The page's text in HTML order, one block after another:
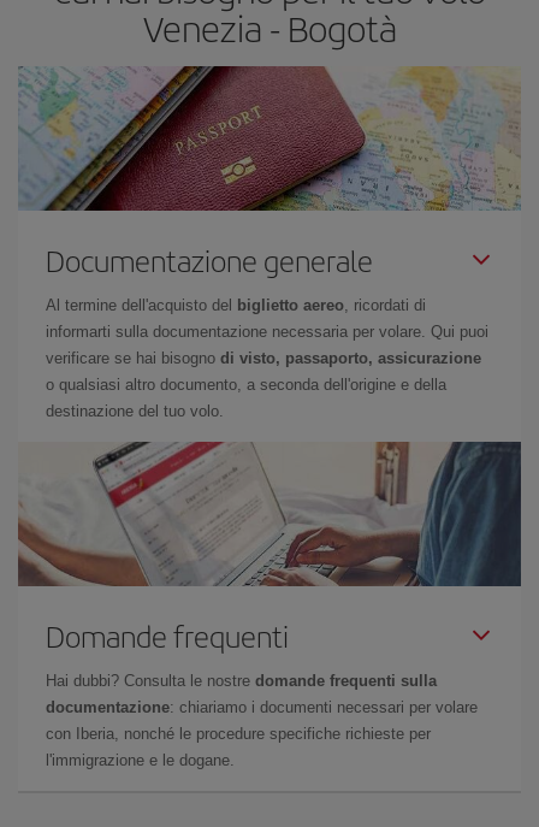
Venezia - Bogotà
Documentazione generale
Al termine dell'acquisto del biglietto aereo, ricordati di
informarti sulla documentazione necessaria per volare. Qui puoi
verificare se hai bisogno di visto, passaporto, assicurazione
o qualsiasi altro documento, a seconda dell'origine e della
destinazione del tuo volo.
Domande frequenti
Hai dubbi? Consulta le nostre domande frequenti sulla
documentazione: chiariamo i documenti necessari per volare
con Iberia, nonché le procedure specifiche richieste per
l'immigrazione e le dogane.